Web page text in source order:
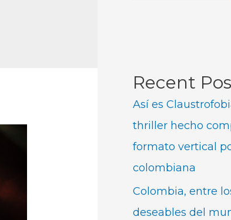
Recent
Así es
thriller hecho
formato vertical
colombiana
Colombia, entre
deseables del